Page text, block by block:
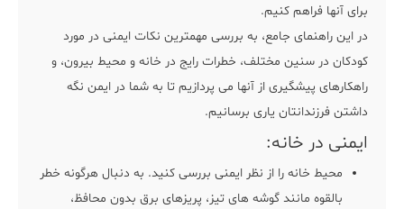
برای آنها فراهم کنیم.
در این راهنمای جامع، به بررسی مهمترین نکات ایمنی در مورد
کودکان در سنین مختلف، خطرات رایج در خانه و محیط بیرون، و
راهکارهای پیشگیری از آنها می پردازیم تا به شما در ایمن نگه
داشتن فرزندانتان یاری برسانیم.
ایمنی در خانه:
محیط خانه را از نظر ایمنی بررسی کنید. به دنبال هرگونه خطر
بالقوه مانند گوشه های تیز، پریزهای برق بدون محافظ،